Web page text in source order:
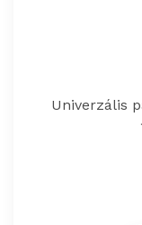
Univerzális